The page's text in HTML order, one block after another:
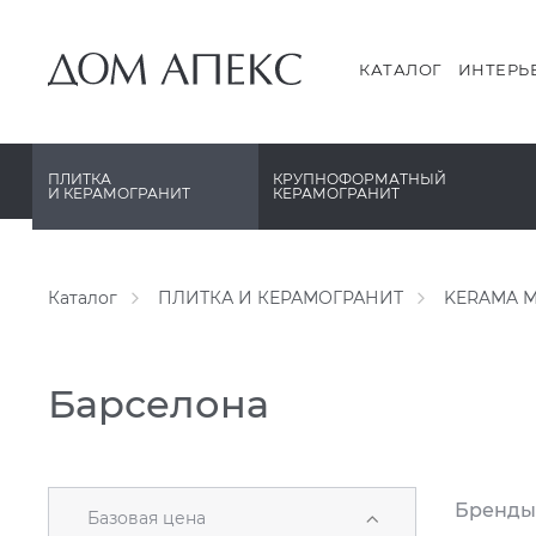
КАТАЛОГ
ПЛИТКА
И КЕРАМОГРАНИТ
PORCELANOSA
УРАЛЬСКИЙ ГРАНИТ
КРУПНОФОРМАТНЫЙ
КЕРАМОГРАНИТ
XXL Pamesa
Каталог ПЛИТКА И КЕРАМОГРАНИТ KERAMA
Барселона
Базовая цена Бренды